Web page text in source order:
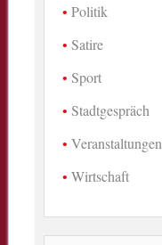
Politik
Satire
Sport
Stadtgespräch
Veranstaltungen
Wirtschaft